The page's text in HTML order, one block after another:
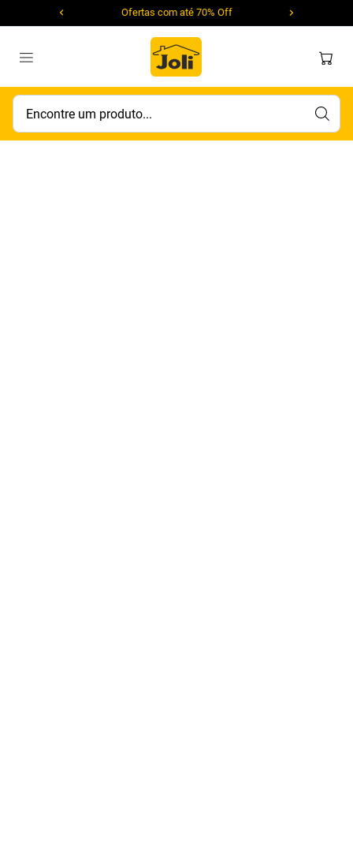
Ofertas com até 70% Off
Encontre um produto...